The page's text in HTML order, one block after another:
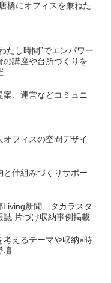
橋にオフィスを兼ねた
たし時間”でエンパワー
の講座や台所づくりを
、運営などコミュニ
オフィスの空間デザイ
と仕組みづくりサポー
Living新聞、タカラスタ
誌 片づけ収納事例掲載
考えるテーマや収納×時
壇